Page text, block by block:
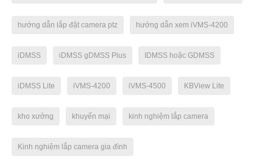
hướng dẫn lắp đặt camera ptz hướng dẫn xem iVMS-4200
iDMSS iDMSS gDMSS Plus IDMSS hoặc GDMSS
iDMSS Lite iVMS-4200 iVMS-4500 KBView Lite
kho xưởng khuyến mại kinh nghiệm lắp camera
Kinh nghiệm lắp camera gia đình